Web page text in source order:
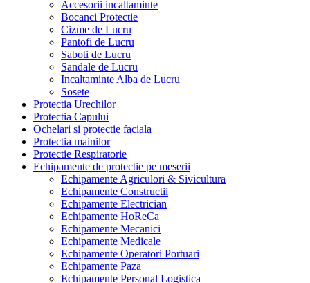
Accesorii incaltaminte
Bocanci Protectie
Cizme de Lucru
Pantofi de Lucru
Saboti de Lucru
Sandale de Lucru
Incaltaminte Alba de Lucru
Sosete
Protectia Urechilor
Protectia Capului
Ochelari si protectie faciala
Protectia mainilor
Protectie Respiratorie
Echipamente de protectie pe meserii
Echipamente Agriculori & Sivicultura
Echipamente Constructii
Echipamente Electrician
Echipamente HoReCa
Echipamente Mecanici
Echipamente Medicale
Echipamente Operatori Portuari
Echipamente Paza
Echipamente Personal Logistica